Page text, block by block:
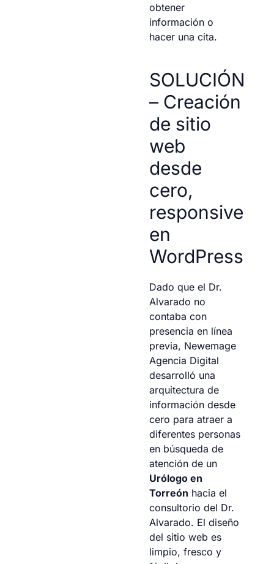
obtener
información o
hacer una cita.
SOLUCIÓN
– Creación
de sitio
web
desde
cero,
responsive
en
WordPress
Dado que el Dr.
Alvarado no
contaba con
presencia en línea
previa, Newemage
Agencia Digital
desarrolló una
arquitectura de
información desde
cero para atraer a
diferentes personas
en búsqueda de
atención de un
Urólogo en
Torreón hacia el
consultorio del Dr.
Alvarado. El diseño
del sitio web es
limpio, fresco y